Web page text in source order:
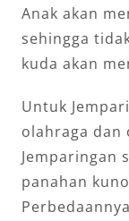
Anak akan
sehingga
kuda akan
Untuk
olahraga dan
Jemparingan
panahan